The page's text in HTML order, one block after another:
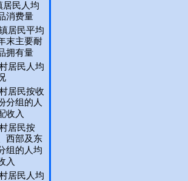
居民人均
消费量
居民平均
末主要耐
拥有量
居民人均
居民按收
分组的人
收入
居民按
西部及东
组的人均
入
居民人均